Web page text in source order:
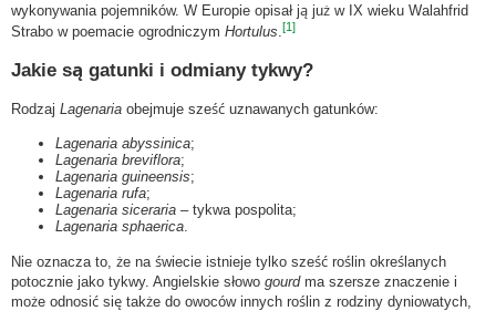
wykonywania pojemników. W Europie opisał ją już w IX wieku Walahfrid
Strabo w poemacie ogrodniczym Hortulus [1]
Jakie są gatunki i odmiany tykwy?
Rodzaj Lagenaria obejmuje sześć uznawanych gatunków:
Lagenaria abyssinica;
Lagenaria breviflora;
Lagenaria guineensis;
Lagenaria rufa;
Lagenaria siceraria – tykwa pospolita;
Lagenaria sphaerica
Nie oznacza to, że na świecie istnieje tylko sześć roślin określanych
potocznie jako tykwy. Angielskie słowo gourdma szersze znaczenie i
może odnosić się także do owoców innych roślin z rodziny dyniowatych,